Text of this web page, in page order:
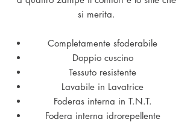
si merita.
Completamente sfoderabile
Doppio cuscino
Tessuto resistente
Lavabile in Lavatrice
Foderas interna in T.N.T.
Fodera interna idrorepellente